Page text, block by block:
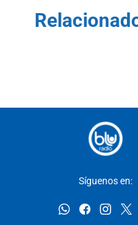
Síguenos en:
whatsappfacebook